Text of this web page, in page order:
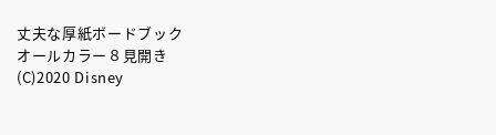
丈夫な厚紙ボードブック
オールカラー８見開き
(C)2020 Disney